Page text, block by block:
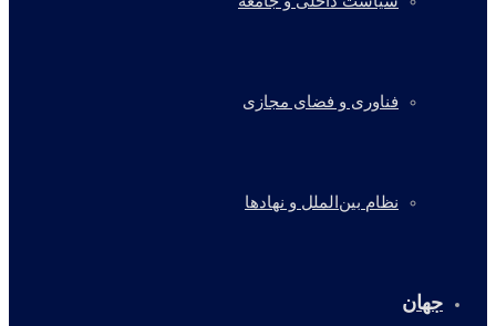
فناوری و فضای مجازی
نظام بین‌الملل و نهادها
جهان